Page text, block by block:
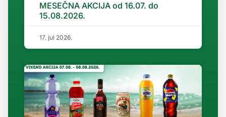
MESEČNA AKCIJA od 16.07. do
15.08.2026.
17. jul 2026.